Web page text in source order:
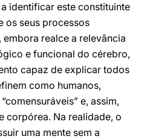
identificar este constituinte
os seus processos
realce a relevância
e funcional do cérebro,
capaz de explicar todos
como humanos,
e, assim,
corpórea. Na realidade, o
uma mente sem a